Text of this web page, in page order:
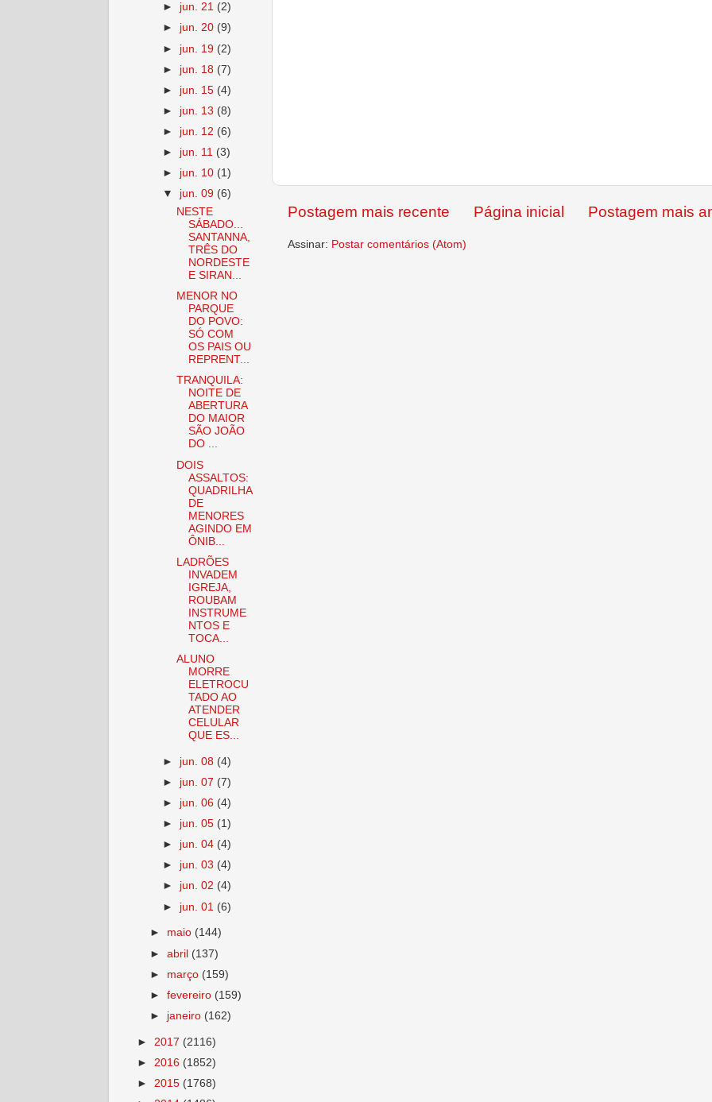
Postagem mais recente Postagem mais
Página inicial
Assinar: Postar comentários (Atom)
► jun. 21 (2)
► jun. 20 (9)
► jun. 19 (2)
► jun. 18 (7)
► jun. 15 (4)
► jun. 13 (8)
► jun. 12 (6)
► jun. 11 (3)
► jun. 10 (1)
▼ jun. 09 (6)
NESTE
SÁBADO...
SANTANNA,
TRÊS DO
NORDESTE
E SIRAN...
MENOR NO
PARQUE
DO POVO:
SÓ COM
OS PAIS OU
REPRENT...
TRANQUILA:
NOITE DE
ABERTURA
DO MAIOR
SÃO JOÃO
DO ...
DOIS
ASSALTOS:
QUADRILHA
DE
MENORES
AGINDO EM
ÔNIB...
LADRÕES
INVADEM
IGREJA,
ROUBAM
INSTRUME
NTOS E
TOCA...
ALUNO
MORRE
ELETROCU
TADO AO
ATENDER
CELULAR
QUE ES...
► jun. 08 (4)
► jun. 07 (7)
► jun. 06 (4)
► jun. 05 (1)
► jun. 04 (4)
► jun. 03 (4)
► jun. 02 (4)
► jun. 01 (6)
► maio (144)
►abril (137)
► março (159)
►fevereiro (159)
► janeiro (162)
► 2017 (2116)
► 2016 (1852)
► 2015 (1768)